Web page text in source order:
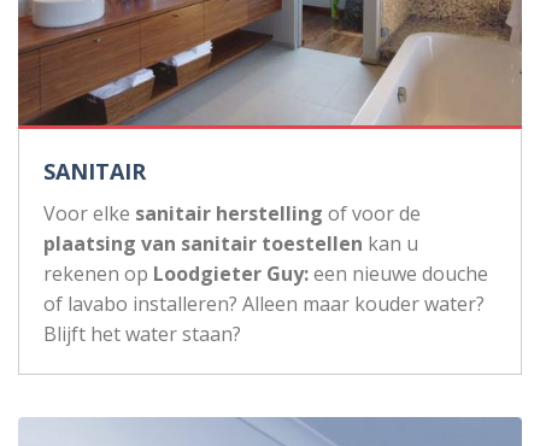
SANITAIR
Voor elke sanitair herstelling of voor de
plaatsing van sanitair toestellen kan u
rekenen op Loodgieter Guy:een nieuwe douche
of lavabo installeren? Alleen maar kouder water?
Blijft het water staan?